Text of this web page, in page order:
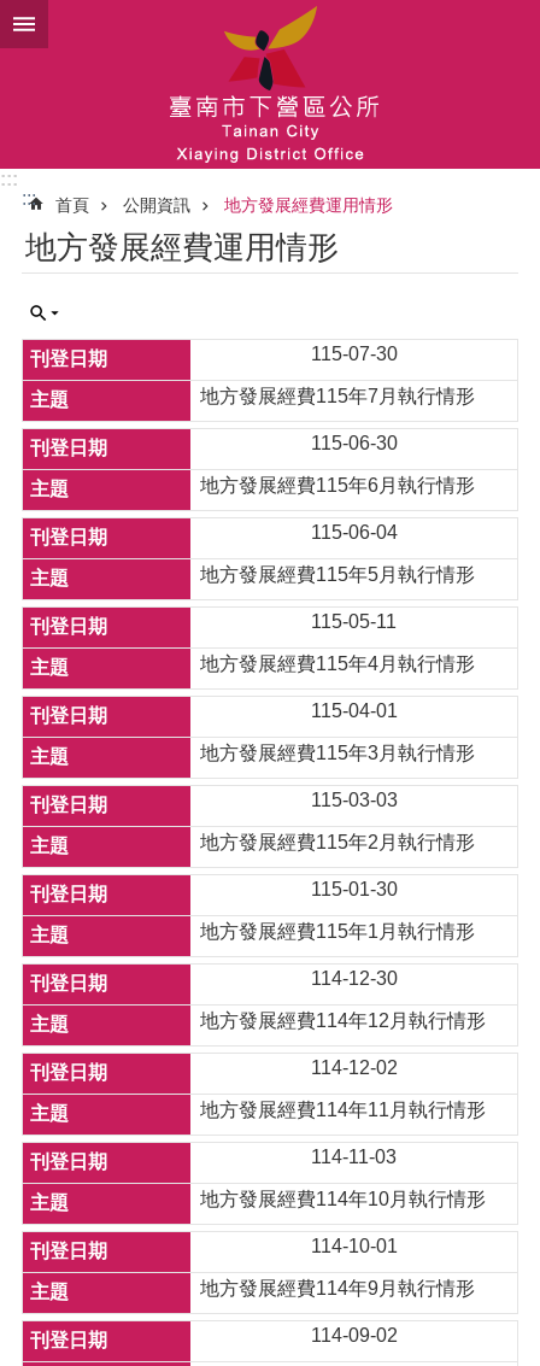
跳到主要內容區塊
:::
:::
首頁 公開資訊 地方發展經費運用情形
地方發展經費運用情形
115-07-30
地方發展經費115年7月執行情形
115-06-30
地方發展經費115年6月執行情形
115-06-04
地方發展經費115年5月執行情形
115-05-11
地方發展經費115年4月執行情形
115-04-01
地方發展經費115年3月執行情形
115-03-03
地方發展經費115年2月執行情形
115-01-30
地方發展經費115年1月執行情形
114-12-30
地方發展經費114年12月執行情形
114-12-02
地方發展經費114年11月執行情形
114-11-03
地方發展經費114年10月執行情形
114-10-01
地方發展經費114年9月執行情形
114-09-02